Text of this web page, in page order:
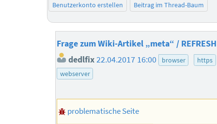
Benutzerkonto erstellen
Beitrag im Thread-Baum
Frage zum Wiki-Artikel „meta“ / REFRESH
dedlfix22.04.2017 16:00 browser
https
webserver
problematische Seite